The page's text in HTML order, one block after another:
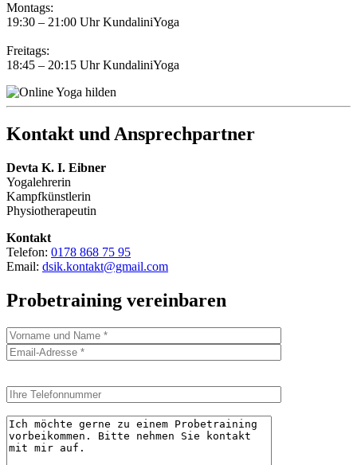
Montags:
19:30 – 21:00 Uhr KundaliniYoga
Freitags:
18:45 – 20:15 Uhr KundaliniYoga
Kontakt und Ansprechpartner
Devta K. I. Eibner
Yogalehrerin
Kampfkünstlerin
Physiotherapeutin
Kontakt
Telefon: 0178 868 75 95
Email: dsik.kontakt@gmail.com
Probetraining vereinbaren